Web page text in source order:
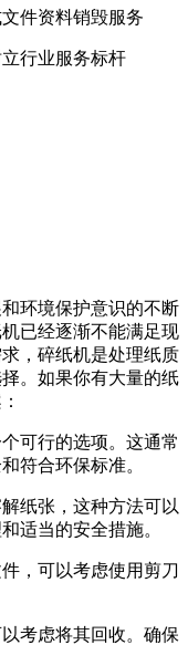
件资料销毁服务
行业服务标杆
环境保护意识的不断
已经逐渐不能满足现
，碎纸机是处理纸质
。如果你有大量的纸
可行的选项。这通常
符合环保标准。
纸张，这种方法可以
适当的安全措施。
，可以考虑使用剪刀
考虑将其回收。确保